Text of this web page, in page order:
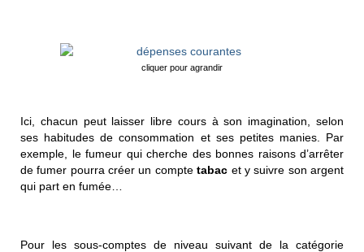
cliquer pour agrandir
Ici, chacun peut laisser libre cours à son imagination, selon
ses habitudes de consommation et ses petites manies. Par
exemple, le fumeur qui cherche des bonnes raisons d’arrêter
de fumer pourra créer un comptetabac et y suivre son argent
qui part en fumée…
Pour les sous-comptes de niveau suivant de la catégorie